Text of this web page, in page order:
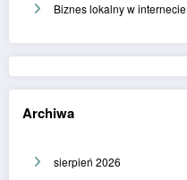
Biznes lokalny w internecie
Archiwa
sierpień 2026